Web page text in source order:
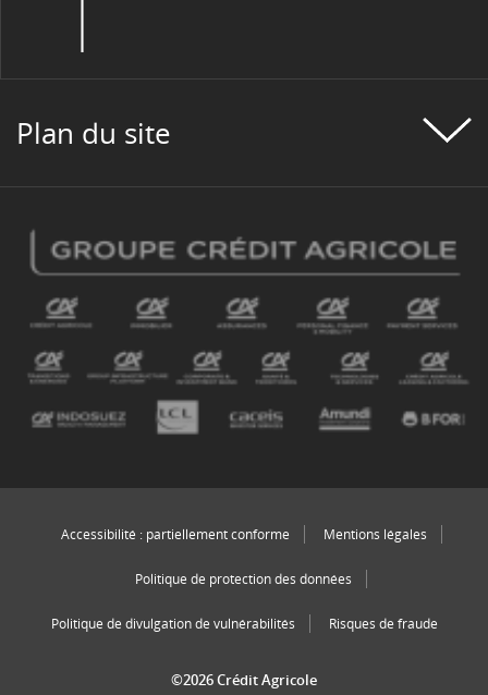
Plan du site
Accessibilité : partiellement conforme Mentions légales
Politique de protection des données
Politique de divulgation de vulnérabilités Risques de fraude
©2026 Crédit Agricole